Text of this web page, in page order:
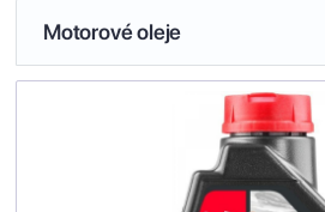
Motorové oleje